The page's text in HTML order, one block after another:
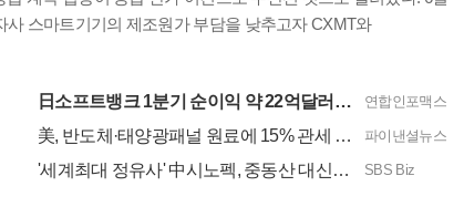
스마트기기의 제조원가 부담을 낮추고자 CXMT와
日소프트뱅크 1분기 순이익 약 22억달러…인텔 투자가 실적 뒷받침 연합인포맥스
美, 반도체·태양광패널 원료에 15% 관세 만지작… 韓기업들 긴장 파이낸셜뉴스
'세계최대 정유사' 中시노펙, 중동산 대신 러 원유 SBS Biz